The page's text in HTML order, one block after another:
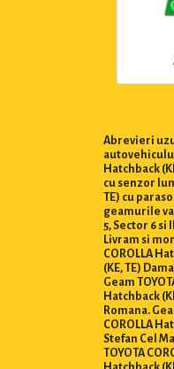
Abrevieri
Hatchback
cu senzor
TE) cu
geamurile
5, Sector 6 si
Livram si
COROLLA
(KE, TE)
Geam
Hatchback
Romana.
COROLLA
Stefan Cel
TOYOTA